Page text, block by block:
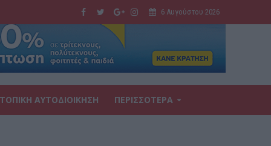
6 Αυγούστου 2026
ΑΥΤΟΔΙΟΙΚΗΣΗ ΠΕΡΙΣΣΟΤΕΡΑ